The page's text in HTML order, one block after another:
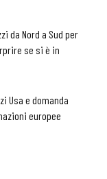
da Nord a Sud per
se si è in
Usa e domanda
europee